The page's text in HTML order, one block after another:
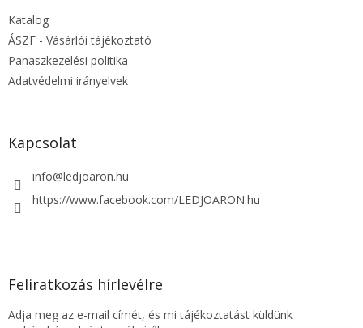
Katalog
ÁSZF - Vásárlói tájékoztató
Panaszkezelési politika
Adatvédelmi irányelvek
Kapcsolat
info@ledjoaron.hu
https://www.facebook.com/LEDJOARON.hu
Feliratkozás hírlevélre
Adja meg az e-mail címét, és mi tájékoztatást küldünk